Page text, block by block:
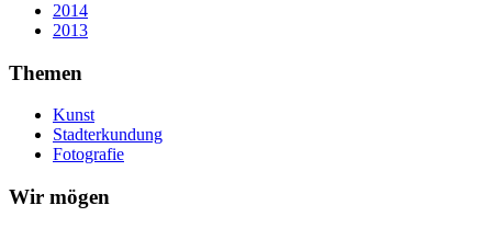
2014
2013
Themen
Kunst
Stadterkundung
Fotografie
Wir mögen